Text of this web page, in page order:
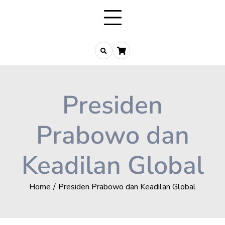
Presiden
Prabowo dan
Keadilan Global
Home Presiden Prabowo dan Keadilan Global